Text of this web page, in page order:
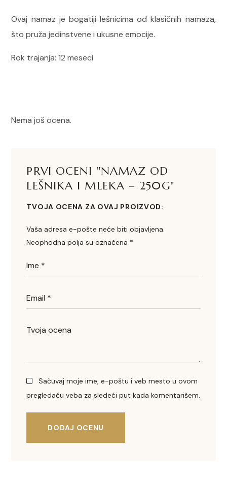
Ovaj namaz je bogatiji lešnicima od klasičnih namaza,
što pruža jedinstvene i ukusne emocije.
Rok trajanja: 12 meseci
Nema još ocena.
PRVI OCENI "NAMAZ OD
LEŠNIKA I MLEKA – 250G"
Vaša adresa e-pošte neće biti objavljena.
Neophodna polja su označena *
Sačuvaj moje ime, e-poštu i veb mesto u ovom
pregledaču veba za sledeći put kada komentarišem.
TVOJA OCENA ZA OVAJ PROIZVOD
DODAJ OCENU